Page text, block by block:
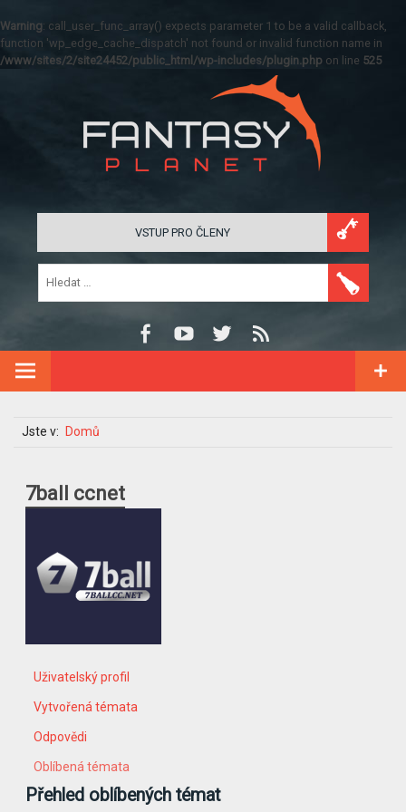
Warning: call_user_func_array() expects parameter 1 to be a valid callback,
function 'wp_edge_cache_dispatch' not found or invalid function name in
/www/sites/2/site24452/public_html/wp-includes/plugin.php on line 525
VSTUP PRO ČLENY
Jste v: Domů
7ball ccnet
Uživatelský profil
Vytvořená témata
Odpovědi
Oblíbená témata
Přehled oblíbených témat